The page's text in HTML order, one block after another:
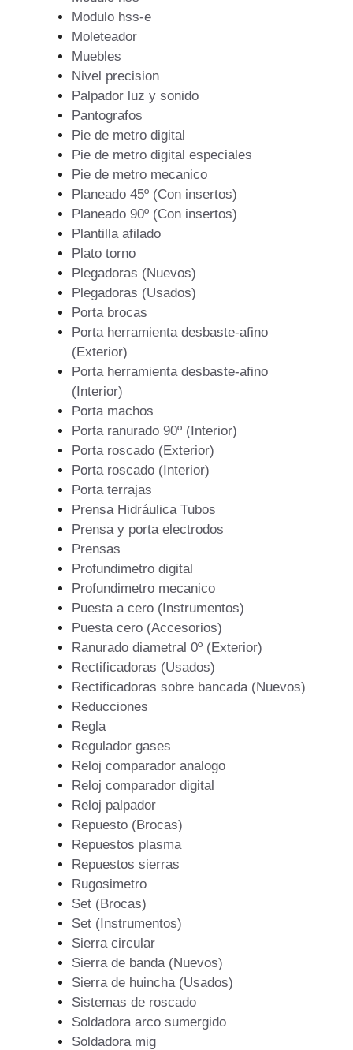
Modulo hss-e
Moleteador
Muebles
Nivel precision
Palpador luz y sonido
Pantografos
Pie de metro digital
Pie de metro digital especiales
Pie de metro mecanico
Planeado 45º (Con insertos)
Planeado 90º (Con insertos)
Plantilla afilado
Plato torno
Plegadoras (Nuevos)
Plegadoras (Usados)
Porta brocas
Porta herramienta desbaste-afino
(Exterior)
Porta herramienta desbaste-afino
(Interior)
Porta machos
Porta ranurado 90º (Interior)
Porta roscado (Exterior)
Porta roscado (Interior)
Porta terrajas
Prensa Hidráulica Tubos
Prensa y porta electrodos
Prensas
Profundimetro digital
Profundimetro mecanico
Puesta a cero (Instrumentos)
Puesta cero (Accesorios)
Ranurado diametral 0º (Exterior)
Rectificadoras (Usados)
Rectificadoras sobre bancada (Nuevos)
Reducciones
Regla
Regulador gases
Reloj comparador analogo
Reloj comparador digital
Reloj palpador
Repuesto (Brocas)
Repuestos plasma
Repuestos sierras
Rugosimetro
Set (Brocas)
Set (Instrumentos)
Sierra circular
Sierra de banda (Nuevos)
Sierra de huincha (Usados)
Sistemas de roscado
Soldadora arco sumergido
Soldadora mig